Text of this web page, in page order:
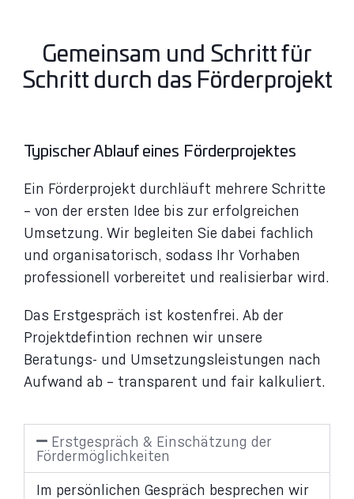
Gemeinsam und Schritt für
Schritt durch das Förderprojekt​
Typischer Ablauf eines Förderprojektes
Ein Förderprojekt durchläuft mehrere Schritte
– von der ersten Idee bis zur erfolgreichen
Umsetzung. Wir begleiten Sie dabei fachlich
und organisatorisch, sodass Ihr Vorhaben
professionell vorbereitet und realisierbar wird.
Das Erstgespräch ist kostenfrei. Ab der
Projektdefintion rechnen wir unsere
Beratungs- und Umsetzungsleistungen nach
Aufwand ab – transparent und fair kalkuliert.
Erstgespräch & Einschätzung der
Fördermöglichkeiten
Im persönlichen Gespräch besprechen wir